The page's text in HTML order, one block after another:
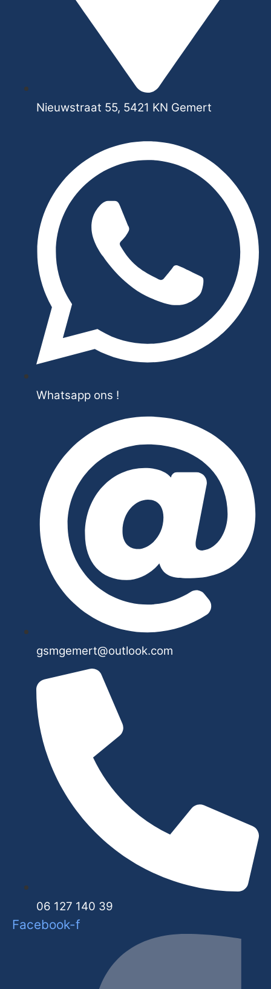
Nieuwstraat 55, 5421 KN Gemert
Whatsapp ons !
gsmgemert@outlook.com
06 127 140 39
Facebook-f